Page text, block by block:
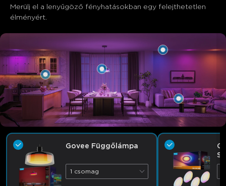
Merülj el a lenyűgöző fényhatásokban egy felejthetetlen
élményért.
Govee Függőlámpa
1 csomag